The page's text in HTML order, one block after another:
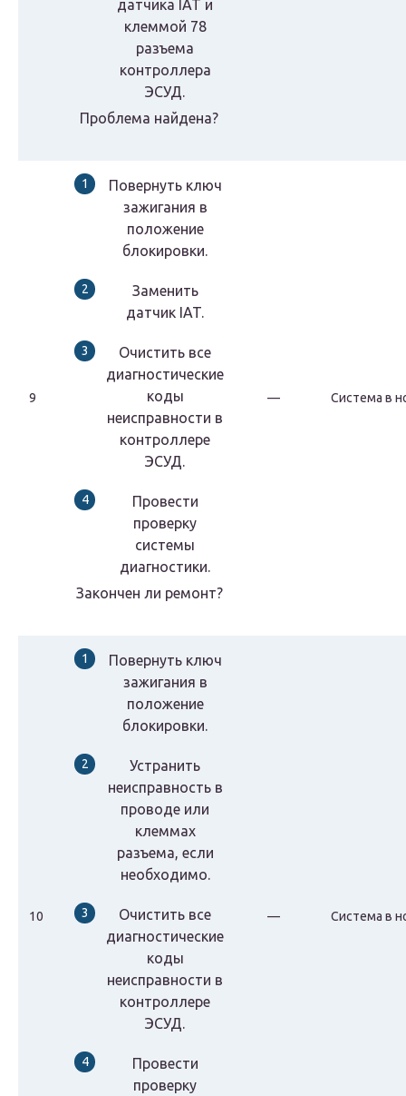
датчика IAT и
клеммой 78
разъема
контроллера
ЭСУД.
Проблема найдена?
9
Повернуть ключ
зажигания в
положение
блокировки.
Заменить
датчик IAT.
Очистить все
диагностические
коды
неисправности в
контроллере
ЭСУД.
Провести
проверку
системы
диагностики.
Закончен ли ремонт?
— Система в
10
Повернуть ключ
зажигания в
положение
блокировки.
Устранить
неисправность в
проводе или
клеммах
разъема, если
необходимо.
Очистить все
диагностические
коды
неисправности в
контроллере
ЭСУД.
Провести
проверку
— Система в